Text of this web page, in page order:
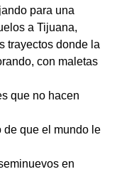
para una
a Tijuana,
trayectos donde la
con maletas
que no hacen
de que el mundo le
en